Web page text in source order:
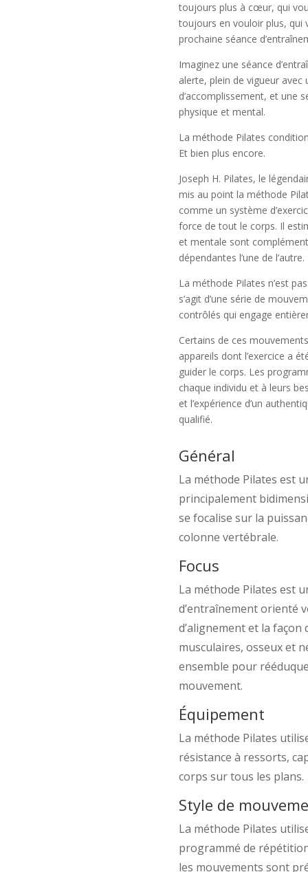
toujours plus à cœur, qui
toujours en vouloir plus, qui
prochaine séance
Imaginez une séance
alerte, plein de vigueur avec
d’accomplissement, et une
physique et mental.
La méthode Pilates
Et bien plus encore.
Joseph H. Pilates, le
mis au point la méthode
comme un système
force de tout le corps. Il
et mentale sont
dépendantes l’une de l’autre.
La méthode Pilates n’est
s’agit d’une série de
contrôlés qui engage
Certains de ces
appareils dont l’exercice a
guider le corps. Les
chaque individu et à leurs
et l’expérience d’un
qualifié.
Général
La méthode Pilates est
principalement
se focalise sur la
colonne vertébrale.
Focus
La méthode Pilates est
d’entraînement orienté
d’alignement et la façon
musculaires, osseux et
ensemble pour
mouvement.
Équipement
La méthode Pilates
résistance à ressorts,
corps sur tous les plans.
Style de
La méthode Pilates
programmé de
les mouvements sont